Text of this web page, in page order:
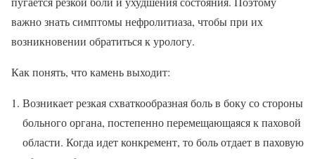
важно знать симптомы нефролитиаза, чтобы при их
возникновении обратиться к урологу.
Как понять, что камень выходит:
Возникает резкая схваткообразная боль в боку со стороны
больного органа, постепенно перемещающаяся к паховой
области. Когда идет конкремент, то боль отдает в паховую